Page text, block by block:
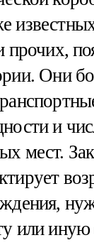
Они
и
мест.
или иную